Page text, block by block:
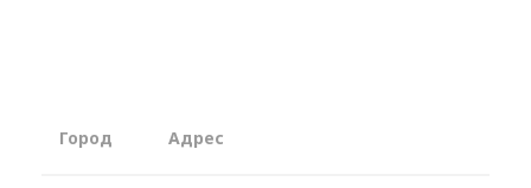
Город Aдрес